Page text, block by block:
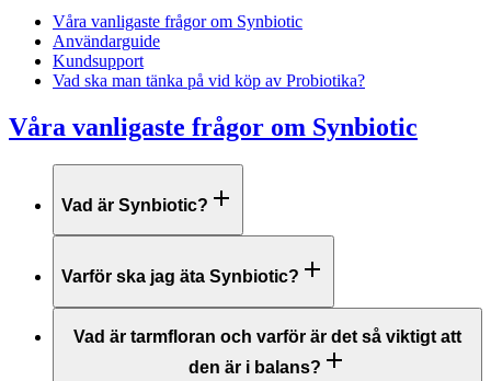
Våra vanligaste frågor om Synbiotic
Användarguide
Kundsupport
Vad ska man tänka på vid köp av Probiotika?
Våra vanligaste frågor om Synbiotic
Vad är Synbiotic?
Varför ska jag äta Synbiotic?
Vad är tarmfloran och varför är det så viktigt att
den är i balans?